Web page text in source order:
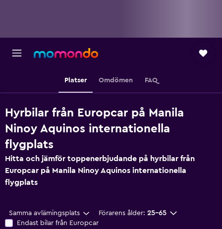
Platser Omdömen FAQ
Hyrbilar från Europcar på Manila
Ninoy Aquinos internationella
flygplats
Hitta och jämför toppenerbjudande på hyrbilar från
Europcar på Manila Ninoy Aquinos internationella
flygplats
Samma avlämingsplats Förarens ålder: 25-65
Endast bilar från Europcar